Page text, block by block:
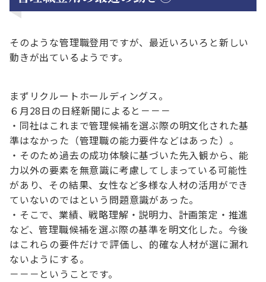
そのような管理職登用ですが、最近いろいろと新しい
動きが出ているようです。
まずリクルートホールディングス。
６月28日の日経新聞によると－－－
・同社はこれまで管理候補を選ぶ際の明文化された基
準はなかった（管理職の能力要件などはあった）。
・そのため過去の成功体験に基づいた先入観から、能
力以外の要素を無意識に考慮してしまっている可能性
があり、その結果、女性など多様な人材の活用ができ
ていないのではという問題意識があった。
・そこで、業績、戦略理解・説明力、計画策定・推進
など、管理職候補を選ぶ際の基準を明文化した。今後
はこれらの要件だけで評価し、的確な人材が選に漏れ
ないようにする。
－－－ということです。